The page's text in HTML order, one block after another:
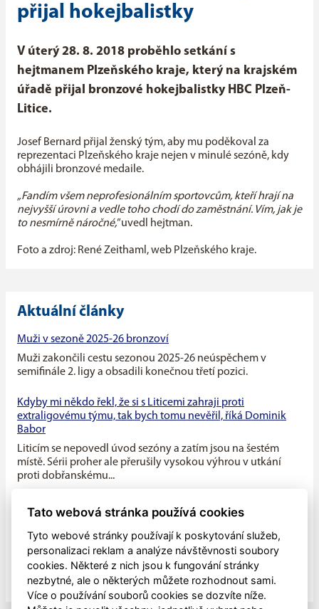
přijal hokejbalistky
V úterý 28. 8. 2018 proběhlo setkání s
hejtmanem Plzeňského kraje, který na krajském
úřadě přijal bronzové hokejbalistky HBC Plzeň-
Litice.
Josef Bernard přijal ženský tým, aby mu poděkoval za
reprezentaci Plzeňského kraje nejen v minulé sezóně, kdy
obhájili bronzové medaile.
„Fandím všem neprofesionálním sportovcům, kteří hrají na
nejvyšší úrovni a vedle toho chodí do zaměstnání. Vím, jak je
to nesmírně náročné,"uvedl hejtman.
Foto a zdroj: René Zeithaml, web Plzeňského kraje.
Aktuální články
Muži v sezoně 2025-26 bronzoví
Muži zakončili cestu sezonou 2025-26 neúspěchem v
semifinále 2. ligy a obsadili konečnou třetí pozici.
Kdyby mi někdo řekl, že si s Liticemi zahraji proti
extraligovému týmu, tak bych tomu nevěřil, říká Dominik
Babor
Liticím se nepovedl úvod sezóny a zatím jsou na šestém
místě. Sérii proher ale přerušily vysokou výhrou v utkání
proti dobřanskému...
Máme v týmu ideální kombinaci dravého mládí a zkušenosti
starších hráčů, říká kapitán Litic Zdeněk Slanec
Litice v minulé sezóně soupeřily o první místo v základní
části, nakonec se umístily na druhé pozici, po play off jim
patřila...
Tato webová stránka používá cookies
Tyto webové stránky používají k poskytování služeb,
personalizaci reklam a analýze návštěvnosti soubory
cookies. Některé z nich jsou k fungování stránky
nezbytné, ale o některých můžete rozhodnout sami.
Více o používání souborů cookies se dozvíte níže.